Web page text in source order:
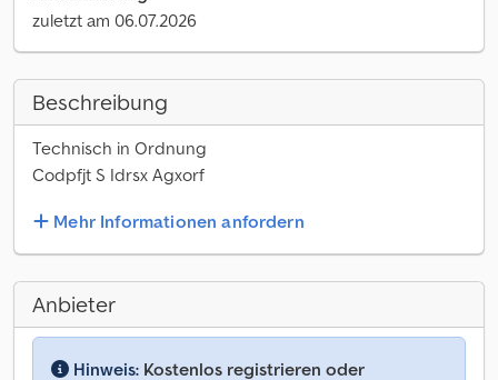
zuletzt am 06.07.2026
Beschreibung
Technisch in Ordnung
Codpfjt S Idrsx Agxorf
Mehr Informationen anfordern
Anbieter
Hinweis: Kostenlos registrieren oder